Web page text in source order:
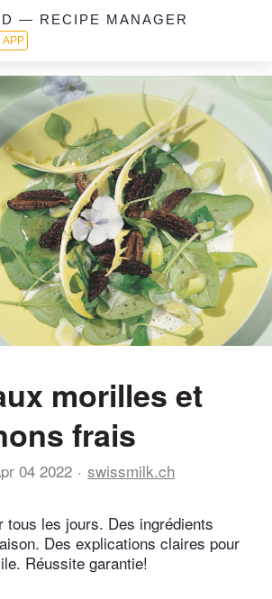
— RECIPE MANAGER
APP
morilles et
frais
04 2022 swissmilk.ch
tous les jours. Des ingrédients
Des explications claires pour
Réussite garantie!